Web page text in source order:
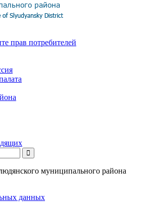
прав потребителей
муниципального района
данных